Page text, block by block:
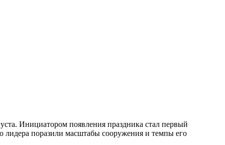
Инициатором появления праздника стал первый
поразили масштабы сооружения и темпы его